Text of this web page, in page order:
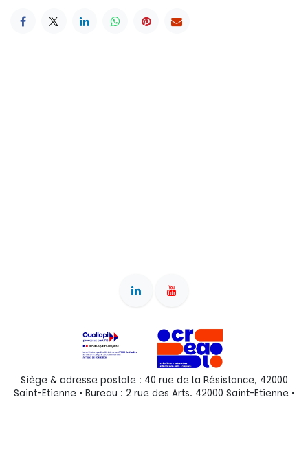
Siège & adresse postale : 40 rue de la Résistance, 42000
Saint-Etienne • Bureau : 2 rue des Arts, 42000 Saint-Etienne •